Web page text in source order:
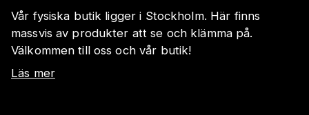
Vår fysiska butik ligger i Stockholm. Här finns
massvis av produkter att se och klämma på.
Välkommen till oss och vår butik!
Läs mer